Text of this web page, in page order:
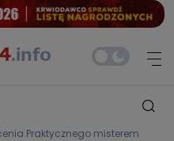
Praktycznego misterem